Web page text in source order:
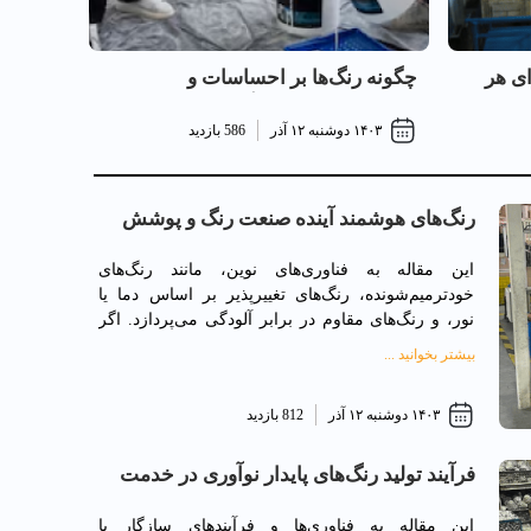
هر
چگونه رنگ‌ها بر احساسات و
۱۴۰۳ دوشنبه ۱۲ آذر 586 بازدید
رنگ‌های هوشمند آینده صنعت رنگ و پوشش
این مقاله به فناوری‌های نوین، مانند رنگ‌های
خودترمیم‌شونده، رنگ‌های تغییرپذیر بر اساس دما یا
نور، و رنگ‌های مقاوم در برابر آلودگی می‌پردازد. اگر
شرکت شما در حال توسعه یا استفاده از این نوع
بیشتر بخوانید ...
۱۴۰۳ دوشنبه ۱۲ آذر 812 بازدید
فرآیند تولید رنگ‌های پایدار نوآوری در خدمت
این مقاله به فناوری‌ها و فرآیندهای سازگار با